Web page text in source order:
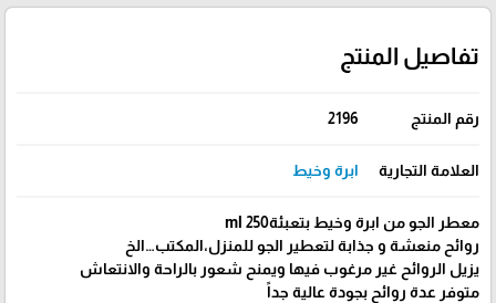
تفاصيل المنتج
رقم المنتج 2196
العلامة التجارية ابرة وخيط
معطر الجو من ابرة وخيط بتعبئة250 ml
روائح منعشة و جذابة لتعطير الجو للمنزل،المكتب…الخ
يزيل الروائح غير مرغوب فيها ويمنح شعور بالراحة والانتعاش
متوفر عدة روائح بجودة عالية جداً